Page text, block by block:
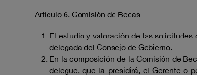
Artículo 6. Comisión de Becas
El estudio y valoración de las
delegada del Consejo de Gobierno.
En la composición de la Comisión de
delegue, que la presidirá, el Gerente o